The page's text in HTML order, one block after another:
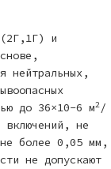
и
нейтральных,
до 36×10-6 м2/
не
более 0,05 мм,
не допускают